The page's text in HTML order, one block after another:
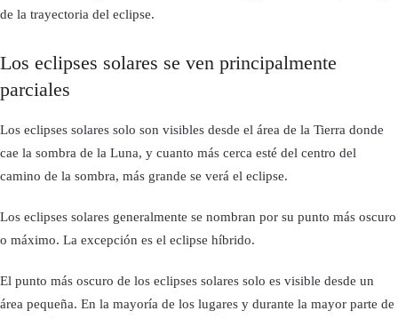
de la trayectoria del eclipse.
Los eclipses solares se ven principalmente
parciales
Los eclipses solares solo son visibles desde el área de la Tierra donde
cae la sombra de la Luna, y cuanto más cerca esté del centro del
camino de la sombra, más grande se verá el eclipse.
Los eclipses solares generalmente se nombran por su punto más oscuro
o máximo. La excepción es el eclipse híbrido.
El punto más oscuro de los eclipses solares solo es visible desde un
área pequeña. En la mayoría de los lugares y durante la mayor parte de